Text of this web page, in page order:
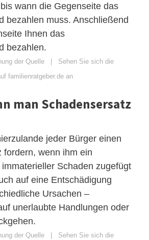
wann die Gegenseite das
bezahlen muss. Anschließend
Ihnen das
bezahlen.
der Quelle | Sehen Sie sich die
familienratgeber.de an
man Schadensersatz
jeder Bürger einen
fordern, wenn ihm ein
Schaden zugefügt
auf eine Entschädigung
Ursachen –
unerlaubte Handlungen oder
der Quelle | Sehen Sie sich die